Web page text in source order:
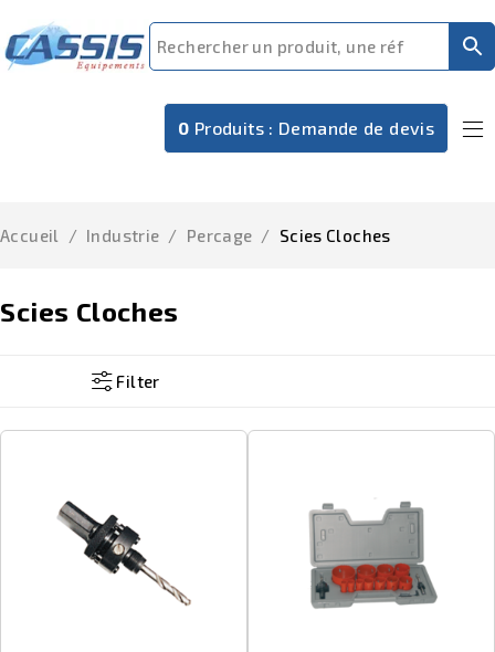
0 Produits : Demande de devis
Scies Cloches
Accueil / Industrie / Percage / Scies Cloches
Filter